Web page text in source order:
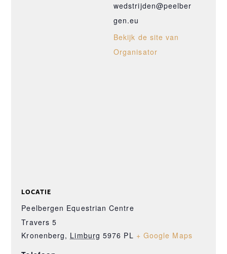
wedstrijden@peelber
gen.eu
Bekijk de site van
Organisator
LOCATIE
Peelbergen Equestrian Centre
Travers 5
Kronenberg, Limburg 5976 PL + Google Maps